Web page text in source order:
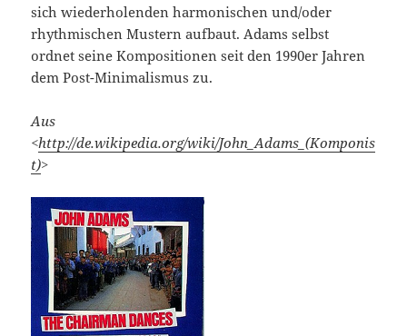
sich wiederholenden harmonischen und/oder
rhythmischen Mustern aufbaut. Adams selbst
ordnet seine Kompositionen seit den 1990er Jahren
dem Post-Minimalismus zu.
Aus
<http://de.wikipedia.org/wiki/John_Adams_(Komponis
t)>